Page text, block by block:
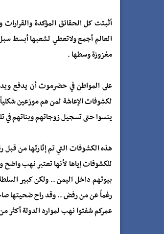
أثبتت كل الحقائق المؤكدة والقرارات
العالم أجمع ولاتعطي لشعبها أبسط
مغزوزة وسطها .
على المواطن في حضرموت أن يدفع
لكشوفات الإعاشة لمن هم موزعين شكلياً
ينسوا حتى تسجيل زوجاتهم وبناتهم في
هذه الكشوفات التي تم إثارتها من قبل
للكشوفات إياها لأنها تعتبر نهب
بيوتهم داخل اليمن .. ولكن كبير
رغماً عن من رفض .. وقد راح ضحيتها
عمركم شفتوا نهب لموارد الدولة أكثر